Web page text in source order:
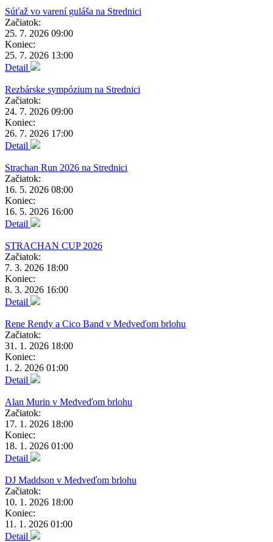
Súťaž vo varení guláša na Strednici
Začiatok:
25. 7. 2026 09:00
Koniec:
25. 7. 2026 13:00
Detail
Rezbárske sympózium na Strednici
Začiatok:
24. 7. 2026 09:00
Koniec:
26. 7. 2026 17:00
Detail
Strachan Run 2026 na Strednici
Začiatok:
16. 5. 2026 08:00
Koniec:
16. 5. 2026 16:00
Detail
STRACHAN CUP 2026
Začiatok:
7. 3. 2026 18:00
Koniec:
8. 3. 2026 16:00
Detail
Rene Rendy a Cico Band v Medveďom brlohu
Začiatok:
31. 1. 2026 18:00
Koniec:
1. 2. 2026 01:00
Detail
Alan Murin v Medveďom brlohu
Začiatok:
17. 1. 2026 18:00
Koniec:
18. 1. 2026 01:00
Detail
DJ Maddson v Medveďom brlohu
Začiatok:
10. 1. 2026 18:00
Koniec:
11. 1. 2026 01:00
Detail